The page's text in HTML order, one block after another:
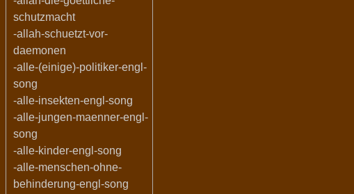
schutzmacht
-allah-schuetzt-vor-
daemonen
-alle-(einige)-politiker-engl-
song
-alle-insekten-engl-song
-alle-jungen-maenner-engl-
song
-alle-kinder-engl-song
-alle-menschen-ohne-
behinderung-engl-song